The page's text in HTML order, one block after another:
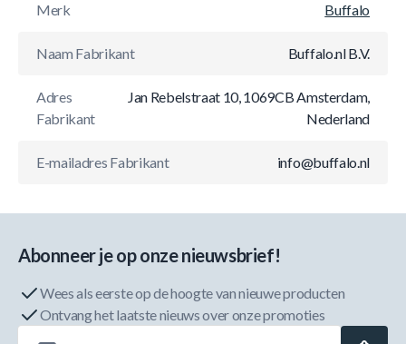
Merk Buffalo
Naam Fabrikant Buffalo.nl B.V.
Adres
Fabrikant
Jan Rebelstraat 10, 1069CB Amsterdam,
Nederland
E-mailadres Fabrikant info@buffalo.nl
Abonneer je op onze nieuwsbrief!
Wees als eerste op de hoogte van nieuwe producten
Ontvang het laatste nieuws over onze promoties